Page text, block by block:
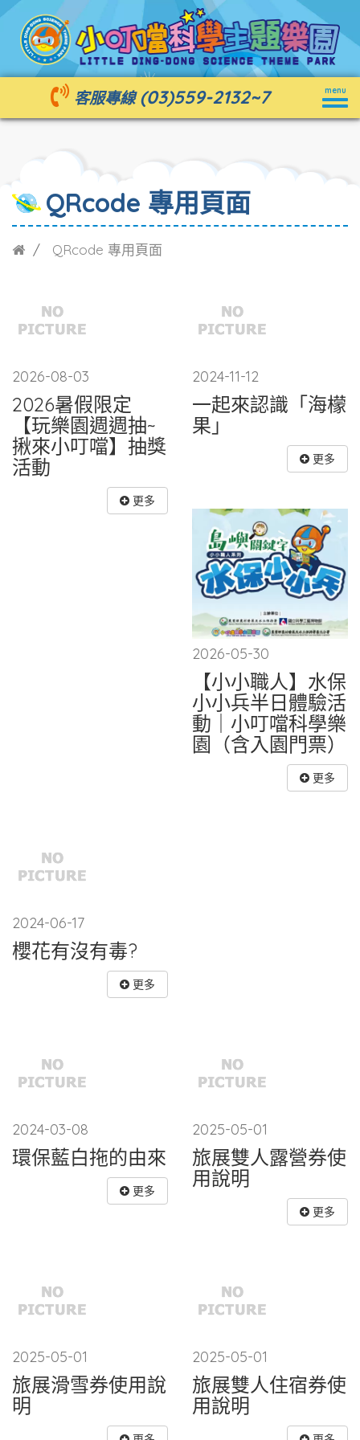
menu
客服專線 (03)559-2132~7
QRcode 專用頁面
QRcode 專用頁面
2026-08-03
2026暑假限定
【玩樂園週週抽~
揪來小叮噹】抽獎
活動
更多
2024-11-12
一起來認識「海檬
果」
更多
2026-05-30
【小小職人】水保
小小兵半日體驗活
動｜小叮噹科學樂
園（含入園門票）
更多
2024-06-17
櫻花有沒有毒?
更多
2024-03-08
環保藍白拖的由來
更多
2025-05-01
旅展雙人露營券使
用說明
更多
2025-05-01
旅展滑雪券使用說
明
2025-05-01
旅展雙人住宿券使
用說明